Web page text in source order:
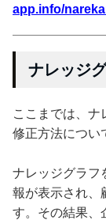
app.info/
ナレッジ
ここまでは、ナ
修正方法につい
ナレッジグラフ
報が表示され、
す。その結果、